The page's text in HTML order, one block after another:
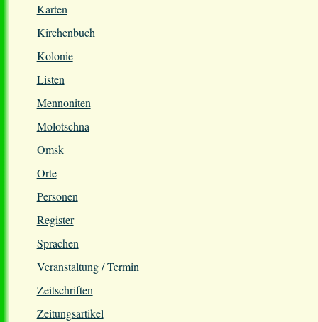
Karten
Kirchenbuch
Kolonie
Listen
Mennoniten
Molotschna
Omsk
Orte
Personen
Register
Sprachen
Veranstaltung / Termin
Zeitschriften
Zeitungsartikel